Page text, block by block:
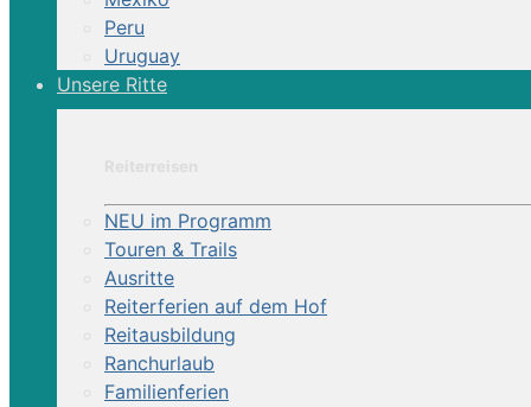
Peru
Uruguay
Unsere Ritte
NEU im Programm
Touren & Trails
Ausritte
Reiterferien auf dem Hof
Reitausbildung
Ranchurlaub
Familienferien
Dünen & Oasen Ritt (Zelt)